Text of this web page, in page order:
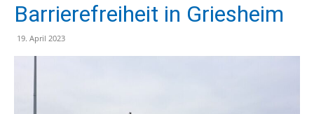
Barrierefreiheit in Griesheim
19. April 2023